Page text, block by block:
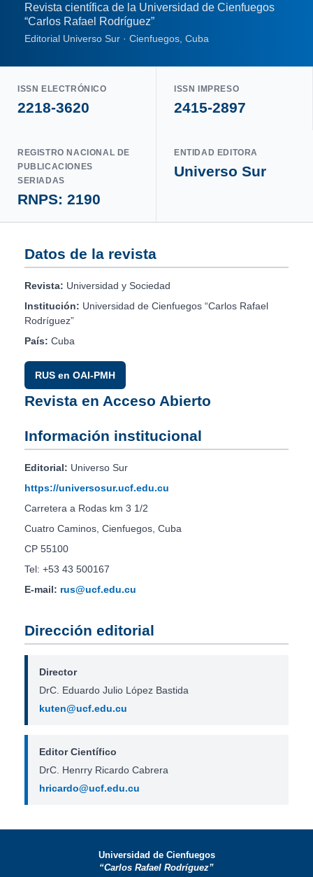
Revista científica de la Universidad de Cienfuegos
“Carlos Rafael Rodríguez”
Editorial Universo Sur · Cienfuegos, Cuba
ISSN ELECTRÓNICO
2218-3620
ISSN IMPRESO
2415-2897
REGISTRO NACIONAL DE
PUBLICACIONES
SERIADAS
RNPS: 2190
ENTIDAD EDITORA
Universo Sur
Datos de la revista
Revista: Universidad y Sociedad
Institución: Universidad de Cienfuegos “Carlos Rafael
Rodríguez”
País: Cuba
RUS en OAI-PMH
Revista en Acceso Abierto
Información institucional
Editorial: Universo Sur
https://universosur.ucf.edu.cu
Carretera a Rodas km 3 1/2
Cuatro Caminos, Cienfuegos, Cuba
CP 55100
Tel: +53 43 500167
E-mail: rus@ucf.edu.cu
Dirección editorial
Director
DrC. Eduardo Julio López Bastida
kuten@ucf.edu.cu
Editor Científico
DrC. Henrry Ricardo Cabrera
hricardo@ucf.edu.cu
Universidad de Cienfuegos
“Carlos Rafael Rodríguez”